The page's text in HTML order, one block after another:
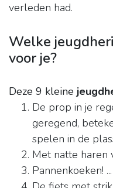
verleden had.
Welke
voor je?
Deze 9 kleine
De prop in je
geregend,
spelen in de
Met natte haren
Pannenkoeken! ...